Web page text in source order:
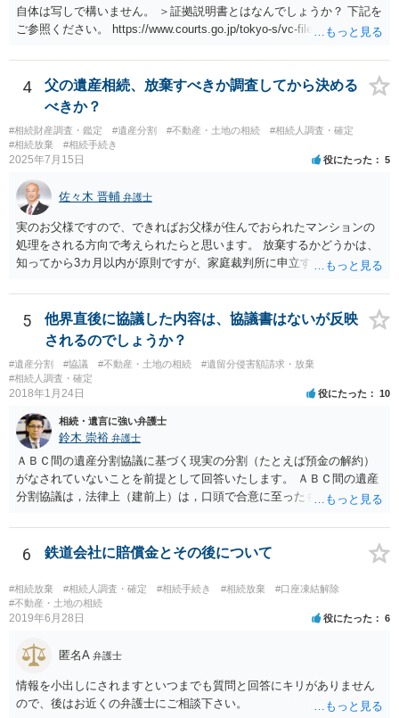
自体は写しで構いません。 ＞証拠説明書とはなんでしょうか？ 下記を
ご参照ください。 https://www.courts.go.jp/tokyo-s/vc-files/tokyo-s/file/
4
父の遺産相続、放棄すべきか調査してから決める
べきか？
#相続財産調査・鑑定 #遺産分割 #不動産・土地の相続
#相続人調査・確定
#相続放棄
#相続手続き
2025年7月15日 役にたった 5
佐々木 晋輔 弁護士
実のお父様ですので、できればお父様が住んでおられたマンションの
処理をされる方向で考えられたらと思います。 放棄するかどうかは、
知ってから3カ月以内が原則ですが、家庭裁判所に申立すれば3カ月の
放棄するかどうか決めることができます。 銀行やサラ金が数年も放置
することはありませんので、数年後に借金が発見される可能性はほぼ
ありません。 なお、私が扱った相続放棄を検討していた案件で、期間
伸長して調査したところ、サラ金に対する過払金など相当な財産が見
つかったため相続したという事例がありました。
5
他界直後に協議した内容は、協議書はないが反映
されるのでしょうか？
#遺産分割 #協議 #不動産・土地の相続
#遺留分侵害額請求・放棄
#相続人調査・確定
2018年1月24日 役にたった 10
相続・遺言に強い弁護士
鈴木 崇裕 弁護士
ＡＢＣ間の遺産分割協議に基づく現実の分割（たとえば預金の解約）
がなされていないことを前提として回答いたします。 ＡＢＣ間の遺産
分割協議は，法律上（建前上）は，口頭で合意に至ったものであって
ん。 また，不動産の名義を移転するためには，遺産分割協議書への署
名捺印を得る必要があります。 したがって，残念ながら，「ＡＢＣ間
の遺産分割協議が有効に成立している」という前提に基づく主張は困
難と思われます。 「ＡＢＣ間の遺産分割協議は未了のまま，ＡとＢが
死亡し，二次相続が発生した」という前提に基づいて協議を進める必
要があります。 もちろん，Ｃの立場としては，ＡＢＣ間の遺産分割協
人は応じない姿勢を示していることから，実現は困難だと思います。
しどころ）としては，譲歩することを甘受しなければならないかもし
れません。
6 鉄道会社に賠償金とその後について
#相続放棄 #相続人調査・確定 #相続手続き #相続放棄
#口座凍結解除
#不動産・土地の相続
2019年6月28日 役にたった 6
匿名A 弁護士
情報を小出しにされますといつまでも質問と回答にキリがありません
ので、後はお近くの弁護士にご相談下さい。